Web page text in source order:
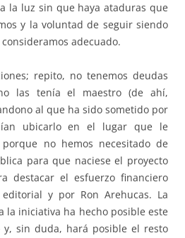
la luz sin que haya ataduras que
y la voluntad de seguir siendo
adecuado.
repito, no tenemos deudas
las tenía el maestro (de ahí,
al que ha sido sometido por
ubicarlo en el lugar que le
no hemos necesitado de
para que naciese el proyecto
destacar el esfuerzo financiero
y por Ron Arehucas. La
la iniciativa ha hecho posible este
sin duda, hará posible el resto